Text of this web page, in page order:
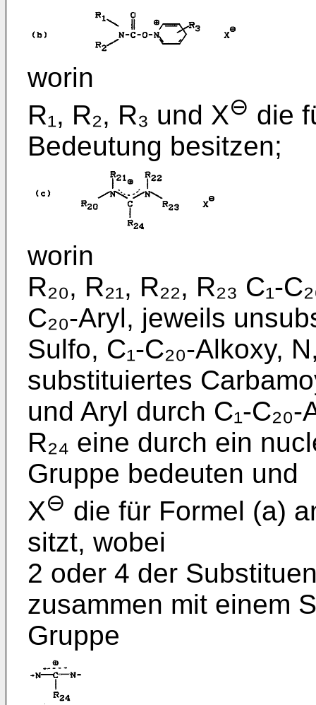
worin
R₁, R₂, R₃ und X⊖ die
Bedeutung besitzen;
worin
R₂₀, R₂₁, R₂₂, R₂₃ C₁-
C₂₀-Aryl, jeweils
Sulfo, C₁-C₂₀-Alkoxy,
substituiertes
und Aryl durch C₁-
R₂₄ eine durch ein
Gruppe bedeuten und
X⊖ die für Formel (a)
sitzt, wobei
2 oder 4 der
zusammen mit einem
Gruppe